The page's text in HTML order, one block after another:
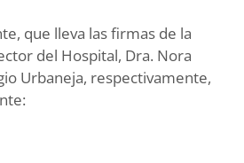
que lleva las firmas de la
del Hospital, Dra. Nora
Urbaneja, respectivamente,